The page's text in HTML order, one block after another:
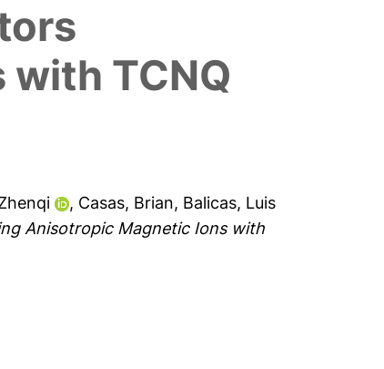
TCNQ
, Casas, Brian, Balicas, Luis
Anisotropic Magnetic Ions with